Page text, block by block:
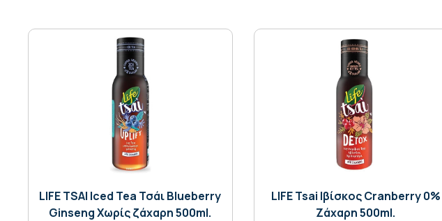
LIFE TSAI Iced Tea Τσάι Blueberry
Ginseng Χωρίς ζάχαρη 500ml.
LIFE Tsai Ιβίσκος Cranberry 0%
Ζάχαρη 500ml.